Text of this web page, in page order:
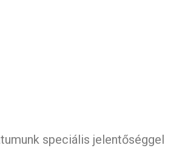
speciális jelentőséggel